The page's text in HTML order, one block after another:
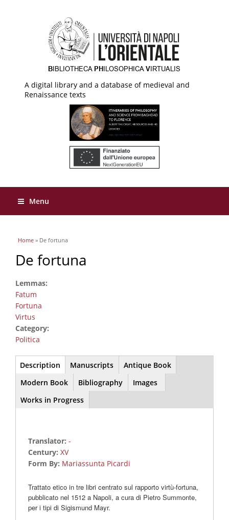
A digital library and a database of medieval and
Renaissance texts
Menu
You are here
Home » De fortuna
De fortuna
Lemmas:
Fatum
Fortuna
Virtus
Category:
Politica
Main
Description (active
tab)
Manuscripts
Antique Book
Modern Book
Bibliography
Images
Works in Progress
Translator: -
Century: XV
Form By: Mariassunta Picardi
Trattato etico in tre libri centrato sul rapporto virtù-fortuna,
pubblicato nel 1512 a Napoli, a cura di Pietro Summonte,
per i tipi di Sigismund Mayr.